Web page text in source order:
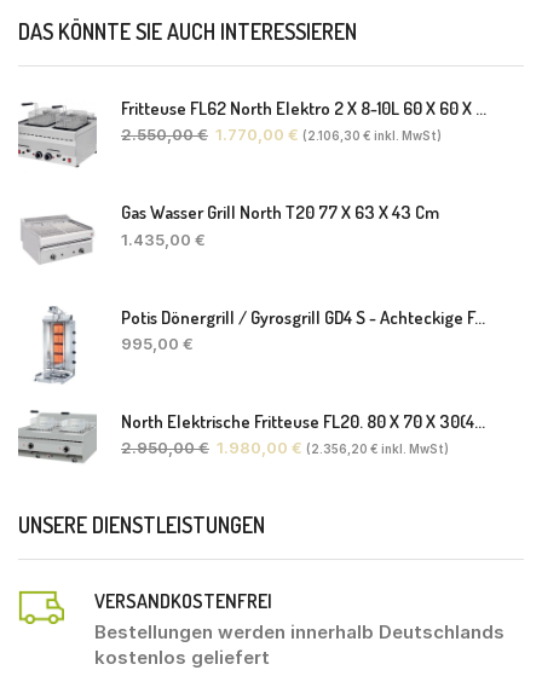
DAS KÖNNTE SIE AUCH INTERESSIEREN
Fritteuse FL62 North Elektro 2 X 8-10L 60 X 60 X 30(38) Cm
2.550,00€ 1.770,00 € (2.106,30 € inkl. MwSt)
Gas Wasser Grill North T20 77 X 63 X 43 Cm
1.435,00 €
Potis Dönergrill / Gyrosgrill GD4 S - Achteckige Fettwanne-Ohne Schaufel
995,00 €
North Elektrische Fritteuse FL20. 80 X 70 X 30(46) Cm
2.950,00€ 1.980,00 € (2.356,20 € inkl. MwSt)
UNSERE DIENSTLEISTUNGEN
VERSANDKOSTENFREI
Bestellungen werden innerhalb Deutschlands
kostenlos geliefert